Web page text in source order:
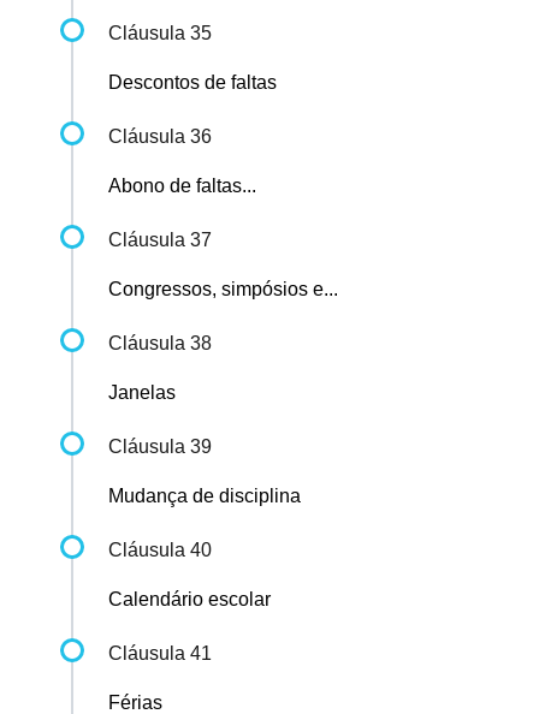
Cláusula 35
Descontos de faltas
Cláusula 36
Abono de faltas...
Cláusula 37
Congressos, simpósios e...
Cláusula 38
Janelas
Cláusula 39
Mudança de disciplina
Cláusula 40
Calendário escolar
Cláusula 41
Férias